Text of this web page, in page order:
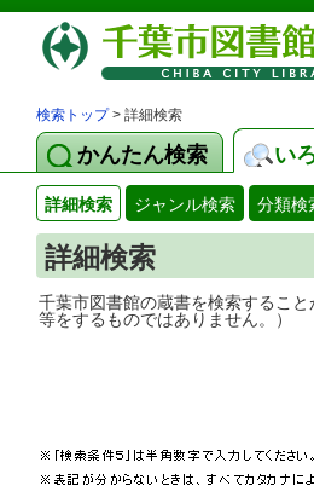
検索トップ> 詳細検索
かんたん検索 い
詳細検索 ジャンル検索 分類検
詳細検索
千葉市図書館の蔵書を
等をするものではありません。）